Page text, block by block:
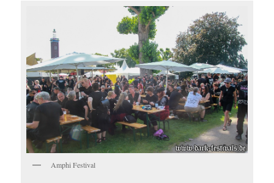
Amphi Festival